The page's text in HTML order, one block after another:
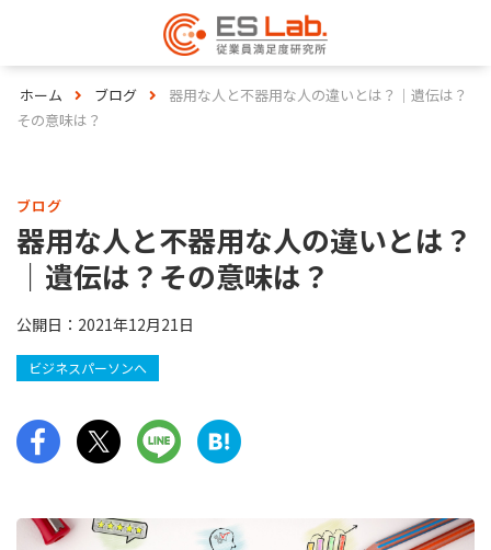
ホーム ブログ
器用な人と不器用な人の違いとは？｜遺伝は？
その意味は？
ブログ
器用な人と不器用な人の違いとは？
｜遺伝は？その意味は？
公開日： 2021年12月21日
ビジネスパーソンへ